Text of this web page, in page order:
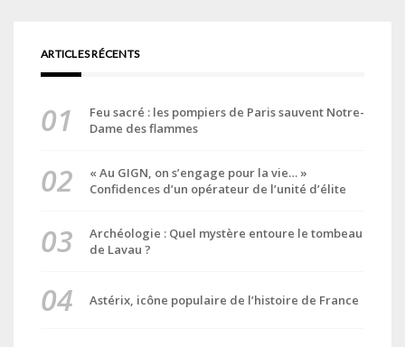
ARTICLES RÉCENTS
Feu sacré : les pompiers de Paris sauvent Notre-
Dame des flammes
« Au GIGN, on s’engage pour la vie… »
Confidences d’un opérateur de l’unité d’élite
Archéologie : Quel mystère entoure le tombeau
de Lavau ?
Astérix, icône populaire de l’histoire de France